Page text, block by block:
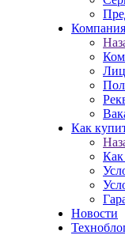
Компания
Как
Как
Новости